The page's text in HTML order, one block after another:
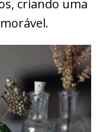
criando uma